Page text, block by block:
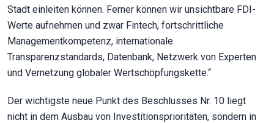
Stadt einleiten können. Ferner können wir unsichtbare FDI-
Werte aufnehmen und zwar Fintech, fortschrittliche
Managementkompetenz, internationale
Transparenzstandards, Datenbank, Netzwerk von Experten
und Vernetzung globaler Wertschöpfungskette.“
Der wichtigste neue Punkt des Beschlusses Nr. 10 liegt
nicht in dem Ausbau von Investitionsprioritäten, sondern in